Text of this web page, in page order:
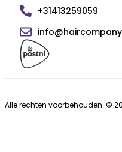
+31413259059
Alle rechten voorbehouden. ©